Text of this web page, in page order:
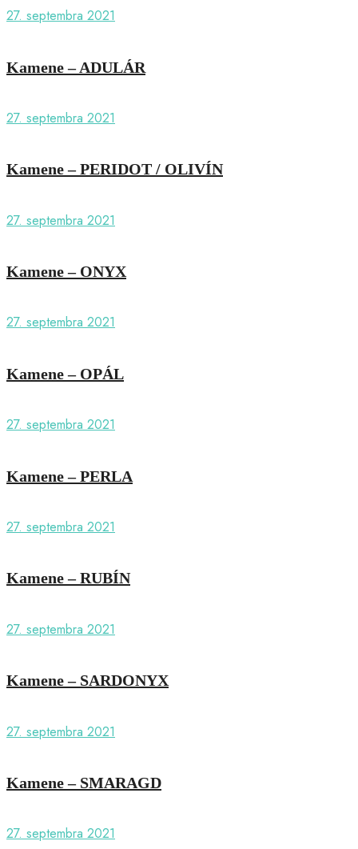
27. septembra 2021
Kamene – ADULÁR
27. septembra 2021
Kamene – PERIDOT / OLIVÍN
27. septembra 2021
Kamene – ONYX
27. septembra 2021
Kamene – OPÁL
27. septembra 2021
Kamene – PERLA
27. septembra 2021
Kamene – RUBÍN
27. septembra 2021
Kamene – SARDONYX
27. septembra 2021
Kamene – SMARAGD
27. septembra 2021